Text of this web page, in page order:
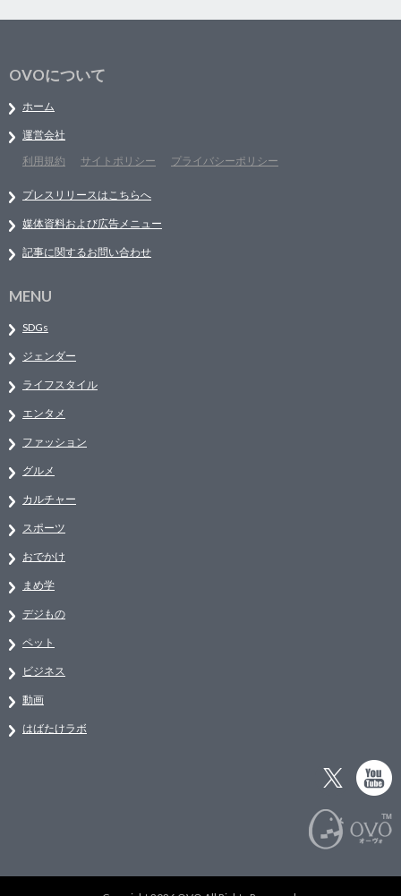
OVOについて
ホーム
運営会社
利用規約
サイトポリシー プライバシーポリシー
プレスリリースはこちらへ
媒体資料および広告メニュー
記事に関するお問い合わせ
MENU
SDGs
ジェンダー
ライフスタイル
エンタメ
ファッション
グルメ
カルチャー
スポーツ
おでかけ
まめ学
デジもの
ペット
ビジネス
動画
はばたけラボ